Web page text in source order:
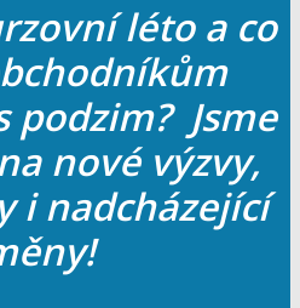
léto a co
podzim? Jsme
nové výzvy,
i nadcházející